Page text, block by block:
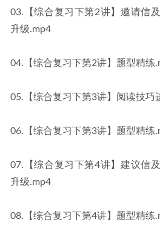
03.【综合复习下第2讲】邀请信
升级.mp4
04.【综合复习下第2讲】题型精练
05.【综合复习下第3讲】阅读技巧
06.【综合复习下第3讲】题型精练
07.【综合复习下第4讲】建议信
升级.mp4
08.【综合复习下第4讲】题型精练